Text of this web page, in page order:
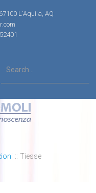
L'Aquila, AQ
:: Tiesse